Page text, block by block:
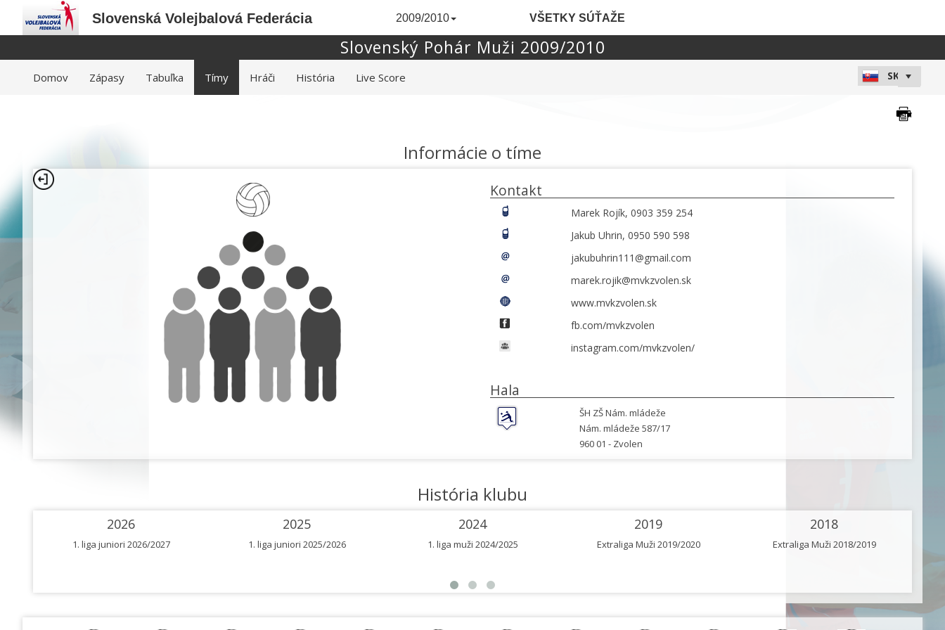
Slovenská Volejbalová Federácia 2009/2010 VŠETKY SÚŤAŽE
Slovenský Pohár Muži 2009/2010
Domov Zápasy Tabuľka Tímy Hráči História Live Score
Informácie o tíme
Kontakt
Marek Rojík, 0903 359 254
Jakub Uhrin, 0950 590 598
jakubuhrin111@gmail.com
marek.rojik@mvkzvolen.sk
www.mvkzvolen.sk
fb.com/mvkzvolen
instagram.com/mvkzvolen/
Hala
ŠH ZŠ Nám. mládeže
Nám. mládeže 587/17
960 01 - Zvolen
História klubu
2026
1. liga juniori 2026/2027
2025
1. liga juniori 2025/2026
2024
1. liga muži 2024/2025
2019
Extraliga Muži 2019/2020
2018
Extraliga Muži 2018/2019